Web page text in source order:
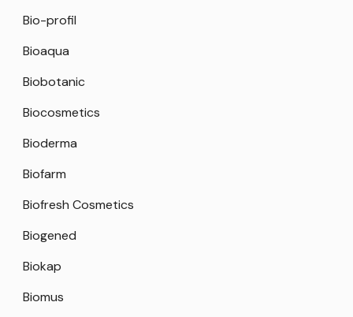
Bio-profil
Bioaqua
Biobotanic
Biocosmetics
Bioderma
Biofarm
Biofresh Cosmetics
Biogened
Biokap
Biomus